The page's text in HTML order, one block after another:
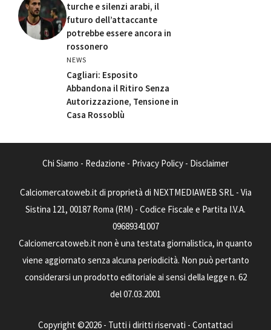
turche e silenzi arabi, il
futuro dell’attaccante
potrebbe essere ancora in
rossonero
NEWS
Cagliari: Esposito
Abbandona il Ritiro Senza
Autorizzazione, Tensione in
Casa Rossoblù
Chi Siamo - Redazione - Privacy Policy - Disclaimer
Calciomercatoweb.it di proprietà di NEXTMEDIAWEB SRL - Via
Sistina 121, 00187 Roma (RM) - Codice Fiscale e Partita I.V.A.
09689341007
Calciomercatoweb.it non è una testata giornalistica, in quanto
viene aggiornato senza alcuna periodicità. Non può pertanto
considerarsi un prodotto editoriale ai sensi della legge n. 62
del 07.03.2001
Copyright ©2026 - Tutti i diritti riservati - Contattaci